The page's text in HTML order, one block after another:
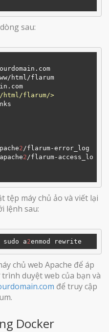
sau:
html/flarum
html/flarum/>
2 /flarum-error_log
2 /flarum-access_lo
tệp máy chủ ảo và viết lại
lệnh sau:
a2
chủ web Apache để áp
duyệt web của bạn và
để truy cập
Docker